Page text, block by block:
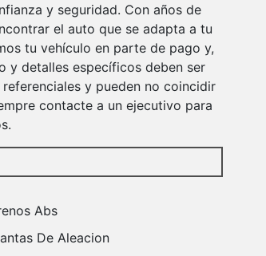
y seguridad. Con años de
el auto que se adapta a tu
tu vehículo en parte de pago y,
y detalles específicos deben ser
y pueden no coincidir
contacte a un ejecutivo para
Abs
De Aleacion